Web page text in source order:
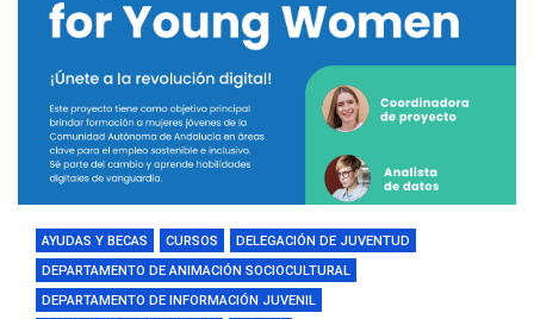
AYUDAS Y BECAS CURSOS
DELEGACIÓN DE JUVENTUD
DEPARTAMENTO DE ANIMACIÓN SOCIOCULTURAL
DEPARTAMENTO DE INFORMACIÓN JUVENIL